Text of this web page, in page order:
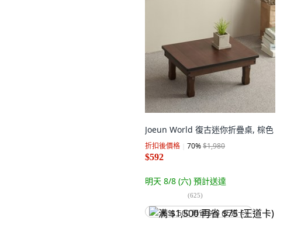
Joeun World 復古迷你折疊桌, 棕色
折扣後價格 70%$1,980
$592
明天 8/8 (六) 預計送達
(625)
满 $1,500 再省 $75 (王道卡)